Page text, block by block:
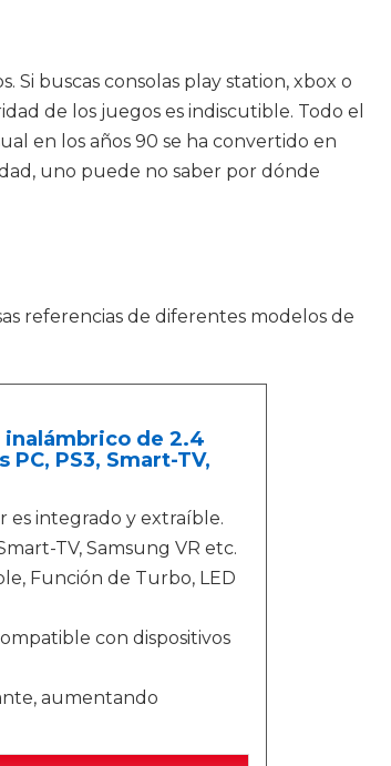
Si buscas consolas play station, xbox o
de los juegos es indiscutible. Todo el
en los años 90 se ha convertido en
uno puede no saber por dónde
referencias de diferentes modelos de
inalámbrico de 2.4
PS3, Smart-TV,
es integrado y extraíble.
TV, Samsung VR etc.
Función de Turbo, LED
con dispositivos
aumentando